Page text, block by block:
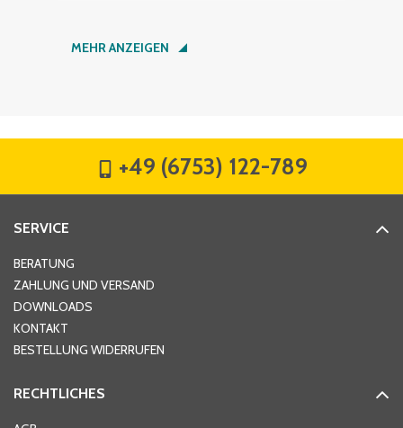
Nachname*
Hausnummer
Ort*
MEHR ANZEIGEN
+49 (6753) 122-789
SERVICE
BERATUNG
ZAHLUNG UND VERSAND
DOWNLOADS
KONTAKT
BESTELLUNG WIDERRUFEN
RECHTLICHES